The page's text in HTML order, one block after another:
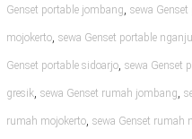
Genset portable jombang, sewa
mojokerto, sewa Genset portable
Genset portable sidoarjo, sewa Genset
gresik, sewa Genset rumah jombang,
rumah mojokerto, sewa Genset rumah